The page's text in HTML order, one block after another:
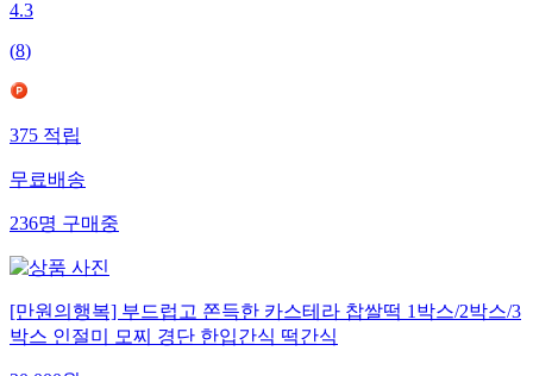
4.3
(8)
375적립
무료배송
236명구매중
[만원의행복] 부드럽고 쫀득한 카스테라 찹쌀떡 1박스/2박스/3
박스 인절미 모찌 경단 한입간식 떡간식